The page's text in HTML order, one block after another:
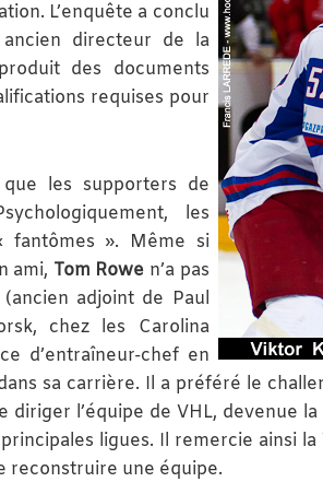
L’enquête a conclu
directeur de la
des documents
requises pour
que les supporters de
les
fantômes ». Même si
ami, Tom Rowe n’a pas
adjoint de Paul
chez les Carolina
d’entraîneur-chef en
sa carrière. Il a préféré le
l’équipe de VHL, devenue
ligues. Il remercie ainsi
reconstruire une équipe.